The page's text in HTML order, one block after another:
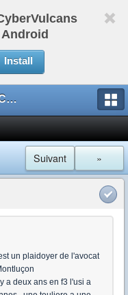
Install
Le forum des CyberVulcans
»
Suivant
un plaidoyer de l'avocat
a deux ans en f3 l'usi a